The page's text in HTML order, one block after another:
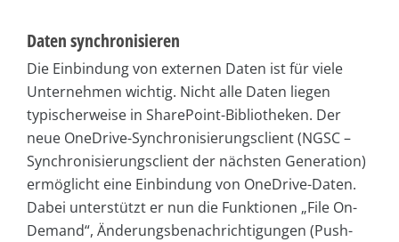
Daten synchronisieren
Die Einbindung von externen Daten ist für viele
Unternehmen wichtig. Nicht alle Daten liegen
typischerweise in SharePoint-Bibliotheken. Der
neue OneDrive-Synchronisierungsclient (NGSC –
Synchronisierungsclient der nächsten Generation)
ermöglicht eine Einbindung von OneDrive-Daten.
Dabei unterstützt er nun die Funktionen „File On-
Demand“, Änderungsbenachrichtigungen (Push-